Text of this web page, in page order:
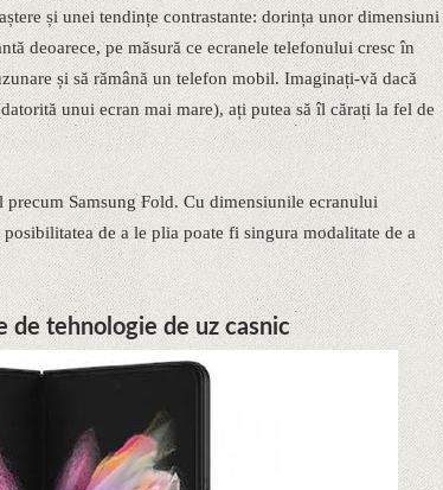
și unei tendințe contrastante: dorința unor dimensiuni
deoarece, pe măsură ce ecranele telefonului cresc în
și să rămână un telefon mobil. Imaginați-vă dacă
unui ecran mai mare), ați putea să îl cărați la fel de
Samsung Fold. Cu dimensiunile ecranului
de a le plia poate fi singura modalitate de a
de tehnologie de uz casnic